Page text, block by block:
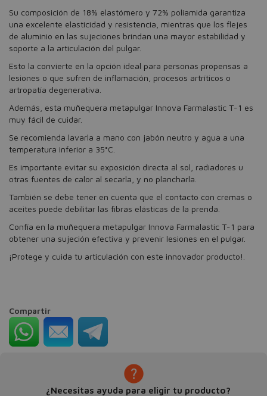
Su composición de 18% elastómero y 72% poliamida garantiza
una excelente elasticidad y resistencia, mientras que los flejes
de aluminio en las sujeciones brindan una mayor estabilidad y
soporte a la articulación del pulgar.
Esto la convierte en la opción ideal para personas propensas a
lesiones o que sufren de inflamación, procesos artríticos o
artropatía degenerativa.
Además, esta muñequera metapulgar Innova Farmalastic T-1 es
muy fácil de cuidar.
Se recomienda lavarla a mano con jabón neutro y agua a una
temperatura inferior a 35°C.
Es importante evitar su exposición directa al sol, radiadores u
otras fuentes de calor al secarla, y no plancharla.
También se debe tener en cuenta que el contacto con cremas o
aceites puede debilitar las fibras elásticas de la prenda.
Confía en la muñequera metapulgar Innova Farmalastic T-1 para
obtener una sujeción efectiva y prevenir lesiones en el pulgar.
¡Protege y cuida tu articulación con este innovador producto!.
Compartir
¿Necesitas ayuda para eligir tu producto?